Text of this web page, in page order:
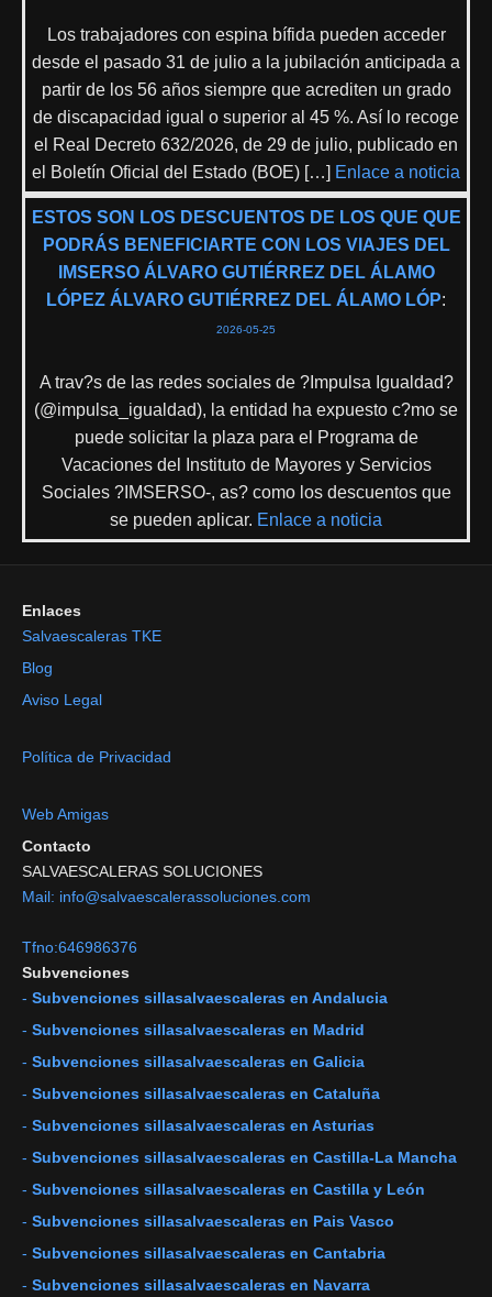
Los trabajadores con espina bífida pueden acceder
desde el pasado 31 de julio a la jubilación anticipada a
partir de los 56 años siempre que acrediten un grado
de discapacidad igual o superior al 45 %. Así lo recoge
el Real Decreto 632/2026, de 29 de julio, publicado en
el Boletín Oficial del Estado (BOE) […] Enlace a noticia
ESTOS SON LOS DESCUENTOS DE LOS QUE QUE
PODRÁS BENEFICIARTE CON LOS VIAJES DEL
IMSERSO ÁLVARO GUTIÉRREZ DEL ÁLAMO
LÓPEZ ÁLVARO GUTIÉRREZ DEL ÁLAMO LÓP:
2026-05-25
A trav?s de las redes sociales de ?Impulsa Igualdad?
(@impulsa_igualdad), la entidad ha expuesto c?mo se
puede solicitar la plaza para el Programa de
Vacaciones del Instituto de Mayores y Servicios
Sociales ?IMSERSO-, as? como los descuentos que
se pueden aplicar. Enlace a noticia
Enlaces
Salvaescaleras TKE
Blog
Aviso Legal
Política de Privacidad
Web Amigas
Contacto
SALVAESCALERAS SOLUCIONES
Mail: info@salvaescalerassoluciones.com
Tfno:646986376
Subvenciones
- Subvenciones sillasalvaescaleras en Andalucia
- Subvenciones sillasalvaescaleras en Madrid
- Subvenciones sillasalvaescaleras en Galicia
- Subvenciones sillasalvaescaleras en Cataluña
- Subvenciones sillasalvaescaleras en Asturias
- Subvenciones sillasalvaescaleras en Castilla-La Mancha
- Subvenciones sillasalvaescaleras en Castilla y León
- Subvenciones sillasalvaescaleras en Pais Vasco
- Subvenciones sillasalvaescaleras en Cantabria
- Subvenciones sillasalvaescaleras en Navarra